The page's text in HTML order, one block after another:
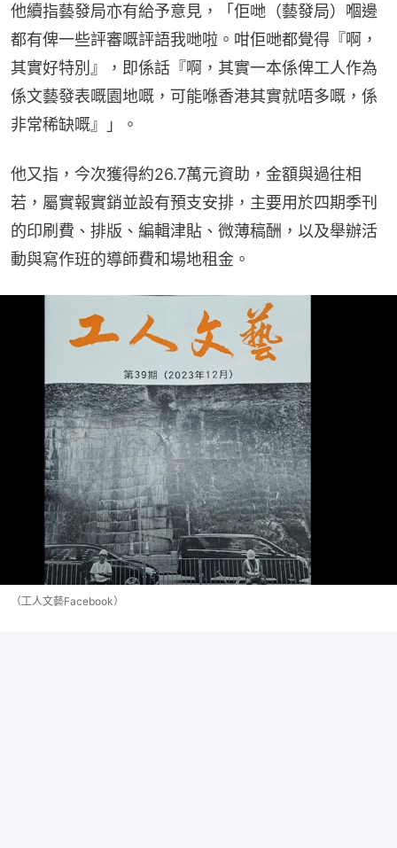
他續指藝發局亦有給予意見，「佢哋（藝發局）嗰邊
都有俾一些評審嘅評語我哋啦。咁佢哋都覺得『啊，
其實好特別』，即係話『啊，其實一本係俾工人作為
係文藝發表嘅園地嘅，可能喺香港其實就唔多嘅，係
非常稀缺嘅』」。
他又指，今次獲得約26.7萬元資助，金額與過往相
若，屬實報實銷並設有預支安排，主要用於四期季刊
的印刷費、排版、編輯津貼、微薄稿酬，以及舉辦活
動與寫作班的導師費和場地租金。
（工人文藝Facebook）